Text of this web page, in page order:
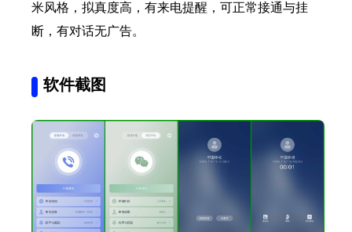
米风格，拟真度高，有来电提醒，可正常接通与挂
断，有对话无广告。
软件截图